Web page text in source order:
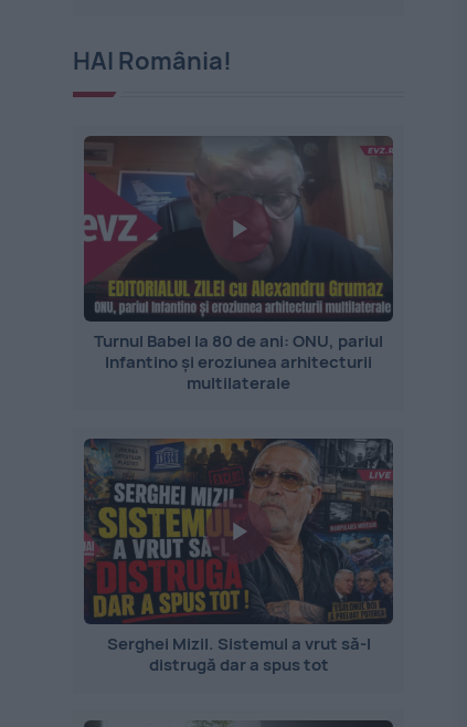
HAI România!
Turnul Babel la 80 de ani: ONU, pariul
Infantino și eroziunea arhitecturii
multilaterale
Serghei Mizil. Sistemul a vrut să-l
distrugă dar a spus tot